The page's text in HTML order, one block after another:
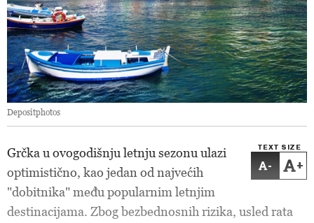
Depositphotos
TEXT SIZE
- +
Grčka u ovogodišnju letnju sezonu ulazi
optimistično, kao jedan od najvećih
"dobitnika" među popularnim letnjim
destinacijama. Zbog bezbednosnih rizika, usled rata